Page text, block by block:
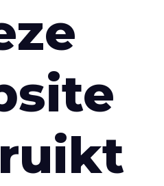
Weefsels